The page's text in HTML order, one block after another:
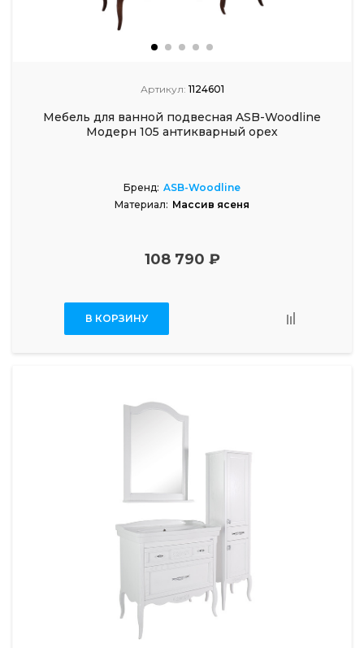
Артикул: 1124601
Мебель для ванной подвесная ASB-Woodline
Модерн 105 антикварный орех
Бренд: ASB-Woodline
Материал: Массив ясеня
108 790 ₽
В КОРЗИНУ